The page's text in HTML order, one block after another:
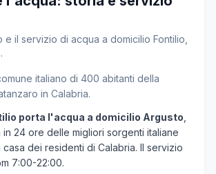
e il servizio di acqua a domicilio Fontilio,
italiano di 400 abitanti della
in Calabria.
porta l'acqua a domicilio Argusto
24 ore delle migliori sorgenti italiane
dei residenti di Calabria. Il servizio
7:00-22:00.